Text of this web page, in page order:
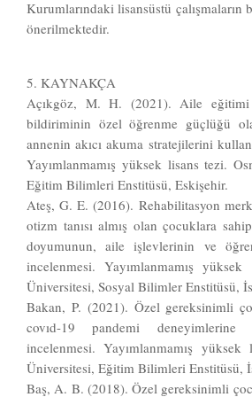
Kurumlarındaki lisansüstü çalışmaların
önerilmektedir.
5. KAYNAKÇA
Açıkgöz, M. H. (2021). Aile eğitimi
bildiriminin özel öğrenme güçlüğü
annenin akıcı akuma stratejilerini
Yayımlanmamış yüksek lisans tezi.
Eğitim Bilimleri Enstitüsü, Eskişehir.
Ateş, G. E. (2016). Rehabilitasyon
otizm tanısı almış olan çocuklara
doyumunun, aile işlevlerinin ve
incelenmesi. Yayımlanmamış
Üniversitesi, Sosyal Bilimler Enstitüsü,
Bakan, P. (2021). Özel gereksinimli
covıd-19 pandemi
incelenmesi. Yayımlanmamış
Üniversitesi, Eğitim Bilimleri Enstitüsü,
Baş, A. B. (2018). Özel gereksinimli